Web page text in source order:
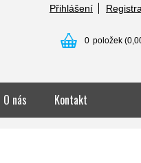
Přihlášení
0 položek
O nás Kontakt